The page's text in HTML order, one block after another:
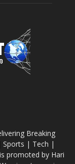
Breaking
Sports | Tech |
promoted by Hari